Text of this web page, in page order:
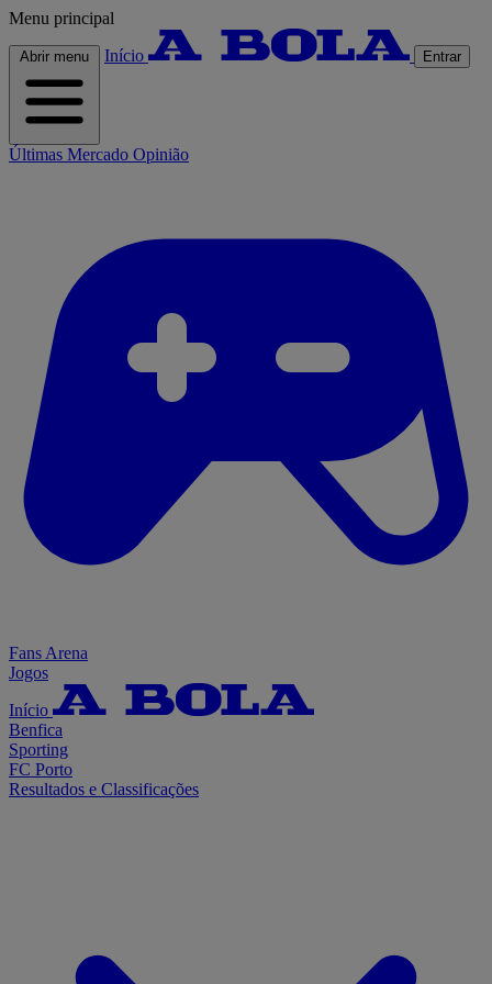
Menu principal
Abrir menu Início Entrar
Últimas Mercado Opinião
Fans Arena
Jogos
Início
Benfica
Sporting
FC Porto
Resultados e Classificações